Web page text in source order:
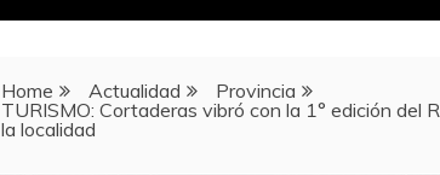
Home Actualidad
Provincia
TURISMO: Cortaderas vibró con la 1° edición del
la localidad